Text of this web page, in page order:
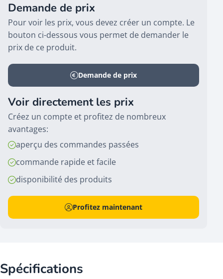
Demande de prix
Pour voir les prix, vous devez créer un compte. Le
bouton ci-dessous vous permet de demander le
prix de ce produit.
Demande de prix
Voir directement les prix
Créez un compte et profitez de nombreux
avantages:
aperçu des commandes passées
commande rapide et facile
disponibilité des produits
Profitez maintenant
Spécifications